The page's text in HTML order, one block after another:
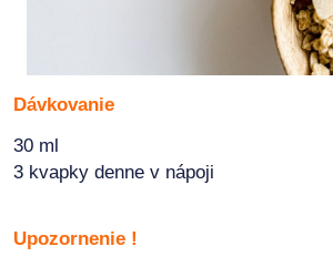
Dávkovanie
30 ml
3 kvapky denne v nápoji
Upozornenie !